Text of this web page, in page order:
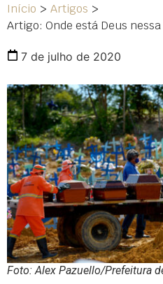
Início > Artigos >
Artigo: Onde está Deus
7 de julho de 2020
Foto: Alex Pazuello/Prefeitura